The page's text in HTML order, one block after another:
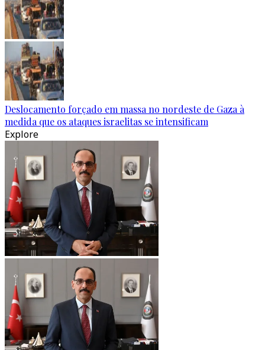
Deslocamento forçado em massa no nordeste de Gaza à
medida que os ataques israelitas se intensificam
Explore